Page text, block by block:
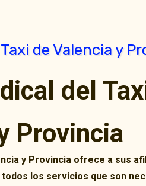
del
Provincia
y Provincia ofrece a sus
los servicios que son